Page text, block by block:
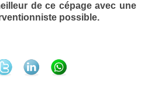
AOP Maury rouge
de ce cépage avec une
possible.